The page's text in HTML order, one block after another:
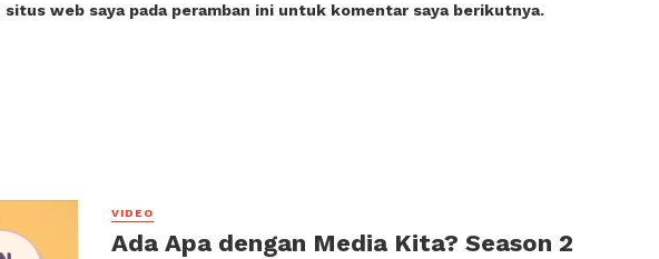
situs web saya pada peramban ini untuk komentar saya berikutnya.
VIDEO
Ada Apa dengan Media Kita? Season 2